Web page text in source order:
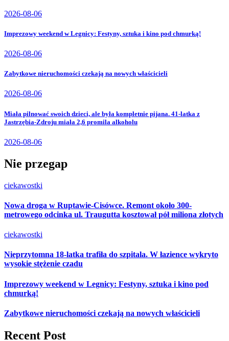
2026-08-06
Imprezowy weekend w Legnicy: Festyny, sztuka i kino pod chmurką!
2026-08-06
Zabytkowe nieruchomości czekają na nowych właścicieli
2026-08-06
Miała pilnować swoich dzieci, ale była kompletnie pijana. 41-latka z
Jastrzębia-Zdroju miała 2,6 promila alkoholu
2026-08-06
Nie przegap
ciekawostki
Nowa droga w Ruptawie-Cisówce. Remont około 300-
metrowego odcinka ul. Traugutta kosztował pół miliona złotych
ciekawostki
Nieprzytomna 18-latka trafiła do szpitala. W łazience wykryto
wysokie stężenie czadu
Imprezowy weekend w Legnicy: Festyny, sztuka i kino pod
chmurką!
Zabytkowe nieruchomości czekają na nowych właścicieli
Recent Post